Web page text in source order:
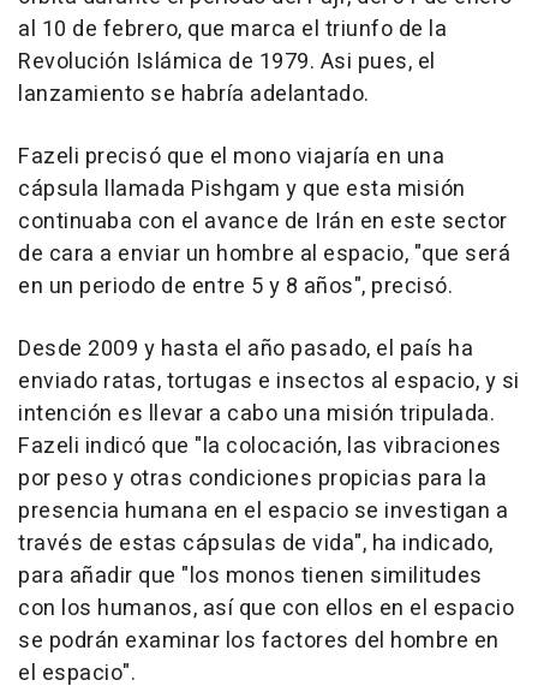
al 10 de febrero, que marca el triunfo de la
Revolución Islámica de 1979. Asi pues, el
lanzamiento se habría adelantado.
Fazeli precisó que el mono viajaría en una
cápsula llamada Pishgam y que esta misión
continuaba con el avance de Irán en este sector
de cara a enviar un hombre al espacio, "que será
en un periodo de entre 5 y 8 años", precisó.
Desde 2009 y hasta el año pasado, el país ha
enviado ratas, tortugas e insectos al espacio, y si
intención es llevar a cabo una misión tripulada.
Fazeli indicó que "la colocación, las vibraciones
por peso y otras condiciones propicias para la
presencia humana en el espacio se investigan a
través de estas cápsulas de vida", ha indicado,
para añadir que "los monos tienen similitudes
con los humanos, así que con ellos en el espacio
se podrán examinar los factores del hombre en
el espacio".